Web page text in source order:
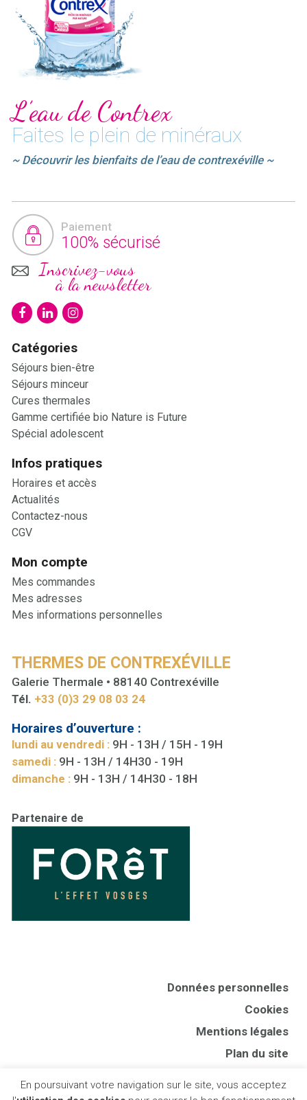
L’eau de Contrex
Faites le plein de minéraux
~ Découvrir les bienfaits de l’eau de contrexéville ~
Paiement
100% sécurisé
Inscrivez-vous
à la newsletter
Catégories
Séjours bien-être
Séjours minceur
Cures thermales
Gamme certifiée bio Nature is Future
Spécial adolescent
Infos pratiques
Horaires et accès
Actualités
Contactez-nous
CGV
Mon compte
Mes commandes
Mes adresses
Mes informations personnelles
THERMES DE CONTREXÉVILLE
Galerie Thermale • 88140 Contrexéville
Tél. +33 (0)3 29 08 03 24
Horaires d’ouverture :
lundi au vendredi : 9H - 13H / 15H - 19H
samedi : 9H - 13H / 14H30 - 19H
dimanche : 9H - 13H / 14H30 - 18H
Partenaire de
Données personnelles
Cookies
Mentions légales
Plan du site
Presse
En poursuivant votre navigation sur le site, vous acceptez